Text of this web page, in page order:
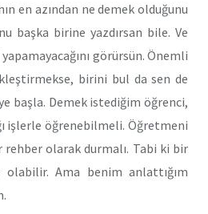
en azından ne demek olduğunu
başka birine yazdırsan bile. Ve
görürsün. Önemli
birini bul da sen de
başla. Demek istediğim öğrenci,
işlerle öğrenebilmeli. Öğretmeni
rehber olarak durmalı. Tabi ki bir
Ama benim anlattığım